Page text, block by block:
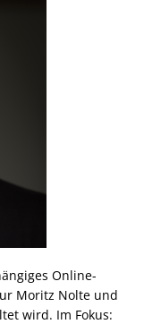
Online-
Moritz Nolte und
wird. Im Fokus: